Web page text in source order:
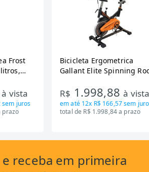
Frost
à vista
sem juros
prazo
Bicicleta Ergometrica
Gallant Elite Spinning
Mecanica GSB13HBTA-PT
R$ 1.998,88à
em até 12x R$ 166,57sem
total de R$ 1.998,84 a prazo
e receba em primeira